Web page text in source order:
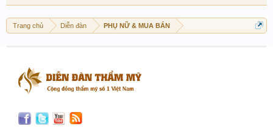
Trang chủ Diễn đàn PHỤ NỮ & MUA BÁN